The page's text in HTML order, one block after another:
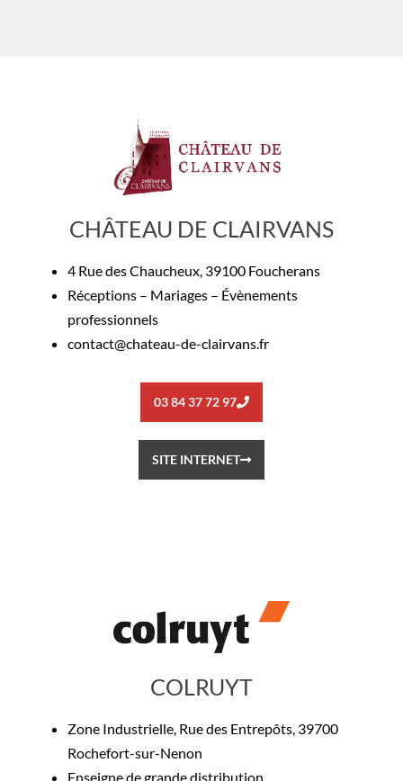
CHÂTEAU DE CLAIRVANS
4 Rue des Chaucheux, 39100 Foucherans
Réceptions – Mariages – Évènements
professionnels
contact@chateau-de-clairvans.fr
03 84 37 72 97
SITE INTERNET
COLRUYT
Zone Industrielle, Rue des Entrepôts, 39700
Rochefort-sur-Nenon
Enseigne de grande distribution.